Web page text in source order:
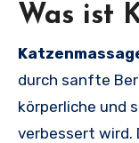
Was ist
durch sanfte
körperliche und
verbessert wird.